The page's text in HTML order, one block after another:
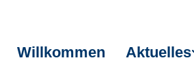
Willkommen Aktuelles